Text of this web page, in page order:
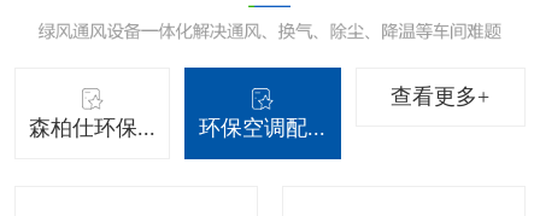
森柏仕环保... 环保空调配...
查看更多+